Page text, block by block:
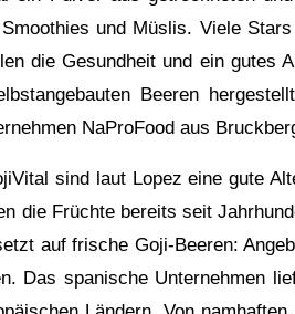
und Müslis. Viele
die Gesundheit und ein gutes
Beeren
NaProFood aus
sind laut Lopez eine gute
die Früchte bereits seit
auf frische Goji-Beeren:
Das spanische Unternehmen